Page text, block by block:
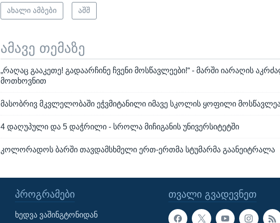
ახალი ამბები აშშ
ამავე თემაზე
„რაღაც გააკეთე! გადაარჩინე ჩვენი მოსწავლეები!“ - მარში იარაღის
მოთხოვნით
მასობრივ მკვლელობაში ეჭვმიტანილი იმავე სკოლის ყოფილი
4 დაღუპული და 5 დაჭრილი - სროლა მიჩიგანის უნივერსიტეტში
კოლორადოს ბარში თავდამსხმელი ერთ-ერთმა სტუმარმა გაანეიტრალა
ᲗᲕᲐᲚᲘ ᲒᲕᲐᲓᲔᲕᲜᲔᲗ
ᲞᲠᲝᲒᲠᲐᲛᲔᲑᲘ
ხედვა ვაშინგტონიდან